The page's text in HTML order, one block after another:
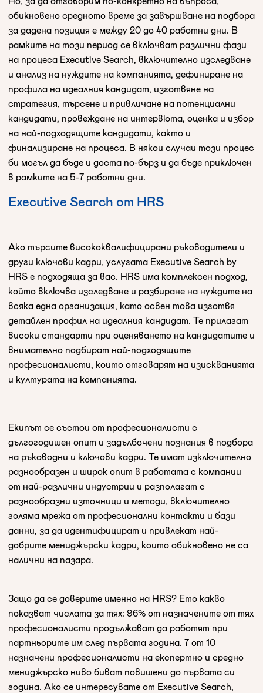
обикновено средното време за завършване на подбора
за дадена позиция е между 20 до 40 работни дни. В
рамките на този период се включват различни фази
на процеса Executive Search, включително изследване
и анализ на нуждите на компанията, дефиниране на
профила на идеалния кандидат, изготвяне на
стратегия, търсене и привличане на потенциални
кандидати, провеждане на интервюта, оценка и избор
на най-подходящите кандидати, както и
финализиране на процеса. В някои случаи този процес
би могъл да бъде и доста по-бърз и да бъде приключен
в рамките на 5-7 работни дни.
Executive Search от HRS
Ако търсите висококвалифицирани ръководители и
други ключови кадри, услугата Executive Search by
HRS е подходяща за вас. HRS има комплексен подход,
който включва изследване и разбиране на нуждите на
всяка една организация, като освен това изготвя
детайлен профил на идеалния кандидат. Те прилагат
високи стандарти при оценяването на кандидатите и
внимателно подбират най-подходящите
професионалисти, които отговарят на изискванията
и културата на компанията.
Екипът се състои от професионалисти с
дългогодишен опит и задълбочени познания в подбора
на ръководни и ключови кадри. Те имат изключително
разнообразен и широк опит в работата с компании
от най-различни индустрии и разполагат с
разнообразни източници и методи, включително
голяма мрежа от професионални контакти и бази
данни, за да идентифицират и привлекат най-
добрите мениджърски кадри, които обикновено не са
налични на пазара.
Защо да се доверите именно на HRS? Ето какво
показват числата за тях: 96% от назначените от тях
професионалисти продължават да работят при
партньорите им след първата година. 7 от 10
назначени професионалисти на експертно и средно
мениджърско ниво биват повишени до първата си
година. Ако се интересувате от Executive Search,